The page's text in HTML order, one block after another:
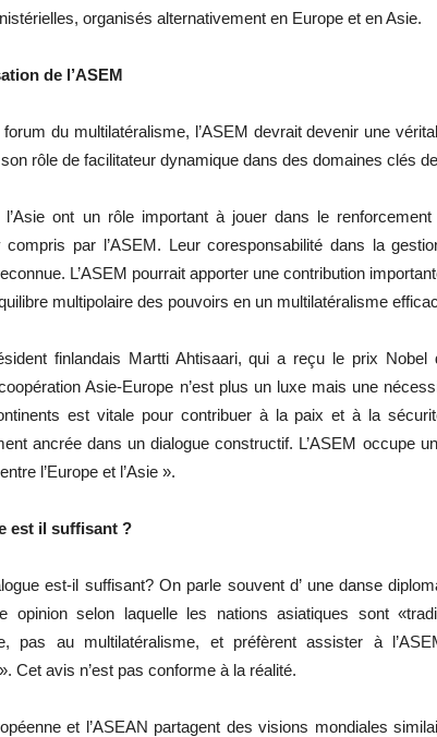
organisés alternativement en Europe et en Asie.
de l’ASEM
du multilatéralisme, l’ASEM devrait devenir une
rôle de facilitateur dynamique dans des domaines clés
l’Asie ont un rôle important à jouer dans le
compris par l’ASEM. Leur coresponsabilité dans la
L’ASEM pourrait apporter une contribution
multipolaire des pouvoirs en un multilatéralisme
finlandais Martti Ahtisaari, qui a reçu le prix
Asie-Europe n’est plus un luxe mais une
est vitale pour contribuer à la paix et à la
ancrée dans un dialogue constructif. L’ASEM occupe
l’Europe et l’Asie ».
est il suffisant ?
est-il suffisant? On parle souvent d’ une danse
opinion selon laquelle les nations asiatiques sont
pas au multilatéralisme, et préfèrent assister à
Cet avis n’est pas conforme à la réalité.
et l’ASEAN partagent des visions mondiales